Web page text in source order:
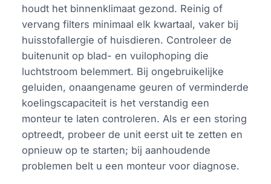
houdt het binnenklimaat gezond. Reinig of
vervang filters minimaal elk kwartaal, vaker bij
huisstofallergie of huisdieren. Controleer de
buitenunit op blad- en vuilophoping die
luchtstroom belemmert. Bij ongebruikelijke
geluiden, onaangename geuren of verminderde
koelingscapaciteit is het verstandig een
monteur te laten controleren. Als er een storing
optreedt, probeer de unit eerst uit te zetten en
opnieuw op te starten; bij aanhoudende
problemen belt u een monteur voor diagnose.